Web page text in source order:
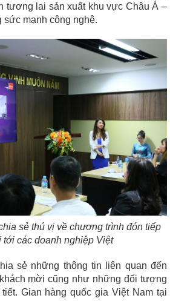
tương lai sản xuất khu vực Châu Á –
mạnh công nghệ.
sẻ thú vị về chương trình đón tiếp
tới các doanh nghiệp Việt
sẻ những thông tin liên quan đến
mời cũng như những đối tượng
Gian hàng quốc gia Việt Nam tại